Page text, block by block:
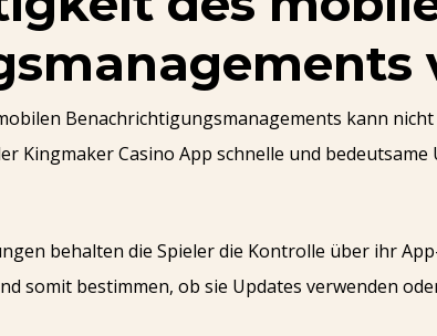
Benachrichtigungsmanagements kann
Kingmaker Casino App schnelle und
behalten die Spieler die Kontrolle über ihr
somit bestimmen, ob sie Updates verwenden